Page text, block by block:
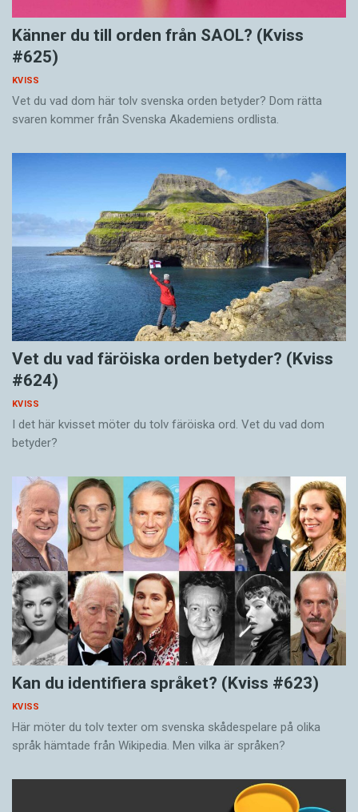
Känner du till orden från SAOL? (Kviss
#625)
KVISS
Vet du vad dom här tolv svenska orden betyder? Dom rätta
svaren kommer från Svenska Akademiens ordlista.
Vet du vad färöiska orden betyder? (Kviss
#624)
KVISS
I det här kvisset möter du tolv färöiska ord. Vet du vad dom
betyder?
Kan du identifiera språket? (Kviss #623)
KVISS
Här möter du tolv texter om svenska skådespelare på olika
språk hämtade från Wikipedia. Men vilka är språken?